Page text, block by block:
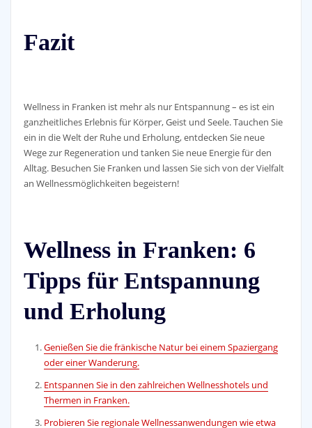
Fazit
Wellness in Franken ist mehr als nur Entspannung – es ist ein
ganzheitliches Erlebnis für Körper, Geist und Seele. Tauchen Sie
ein in die Welt der Ruhe und Erholung, entdecken Sie neue
Wege zur Regeneration und tanken Sie neue Energie für den
Alltag. Besuchen Sie Franken und lassen Sie sich von der Vielfalt
an Wellnessmöglichkeiten begeistern!
Wellness in Franken: 6
Tipps für Entspannung
und Erholung
Genießen Sie die fränkische Natur bei einem Spaziergang
oder einer Wanderung.
Entspannen Sie in den zahlreichen Wellnesshotels und
Thermen in Franken.
Probieren Sie regionale Wellnessanwendungen wie etwa